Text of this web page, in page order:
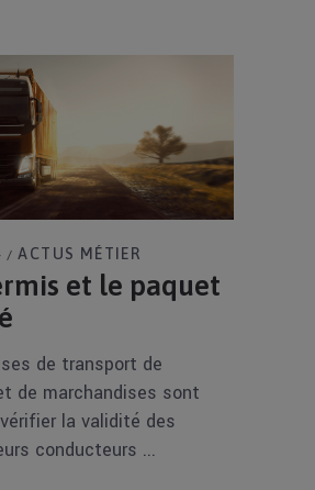
ACTUS MÉTIER
et le paquet
de transport de
de marchandises sont
la validité des
conducteurs